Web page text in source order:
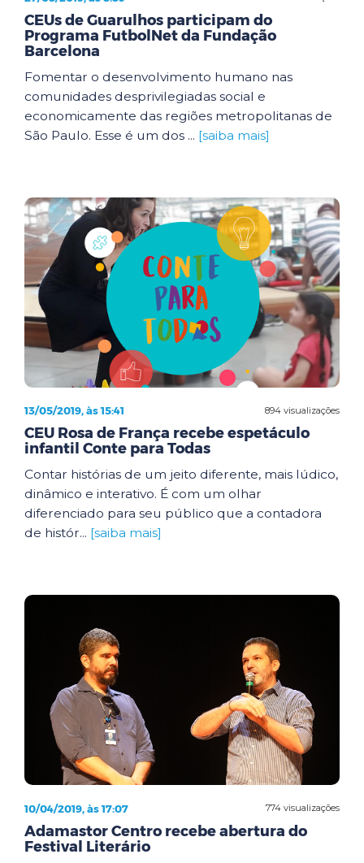
CEUs de Guarulhos participam do
Programa FutbolNet da Fundação
Barcelona
Fomentar o desenvolvimento humano nas
comunidades desprivilegiadas social e
economicamente das regiões metropolitanas de
São Paulo. Esse é um dos ... [saiba mais]
894 visualizações
13/05/2019, às 15:41
CEU Rosa de França recebe espetáculo
infantil Conte para Todas
Contar histórias de um jeito diferente, mais lúdico,
dinâmico e interativo. É com um olhar
diferenciado para seu público que a contadora
de histór... [saiba mais]
774 visualizações
10/04/2019, às 17:07
Adamastor Centro recebe abertura do
Festival Literário